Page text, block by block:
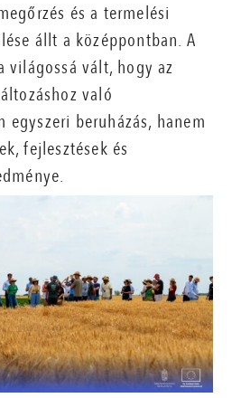
és a termelési
állt a középpontban. A
világossá vált, hogy az
való
egyszeri beruházás, hanem
fejlesztések és